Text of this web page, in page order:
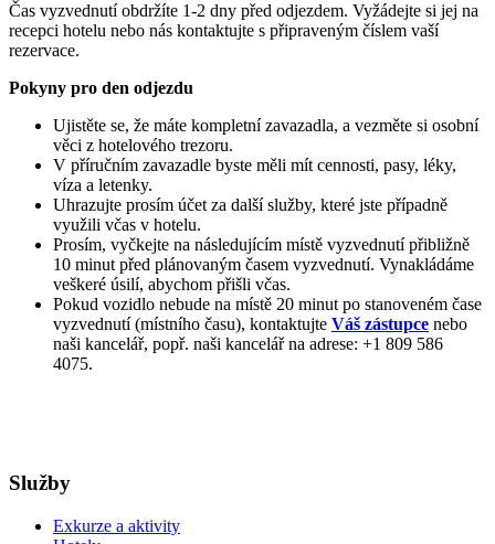
Čas vyzvednutí obdržíte 1-2 dny před odjezdem. Vyžádejte si jej na
recepci hotelu nebo nás kontaktujte s připraveným číslem vaší
rezervace.
Pokyny pro den odjezdu
Ujistěte se, že máte kompletní zavazadla, a vezměte si osobní
věci z hotelového trezoru.
V příručním zavazadle byste měli mít cennosti, pasy, léky,
víza a letenky.
Uhrazujte prosím účet za další služby, které jste případně
využili včas v hotelu.
Prosím, vyčkejte na následujícím místě vyzvednutí přibližně
10 minut před plánovaným časem vyzvednutí. Vynakládáme
veškeré úsilí, abychom přišli včas.
Pokud vozidlo nebude na místě 20 minut po stanoveném čase
vyzvednutí (místního času), kontaktujte Váš zástupce nebo
naši kancelář, popř. naši kancelář na adrese: +1 809 586
4075.
Služby
Exkurze a aktivity